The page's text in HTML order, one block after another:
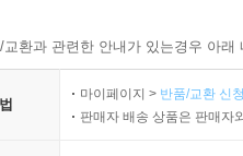
환과 관련한 안내가 있는경우 아
마이페이지 > 반품/교환 신
판매자 배송 상품은 판매자